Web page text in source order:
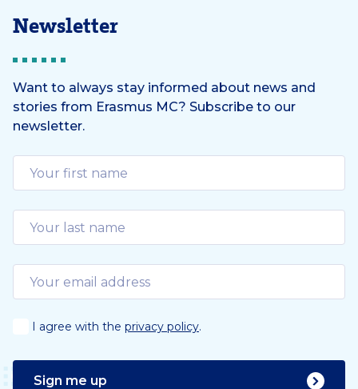
Newsletter
Want to always stay informed about news and
stories from Erasmus MC? Subscribe to our
newsletter.
I agree with the privacy policy.
Sign me up